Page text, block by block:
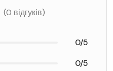
(0 відгуків)
0/5
0/5